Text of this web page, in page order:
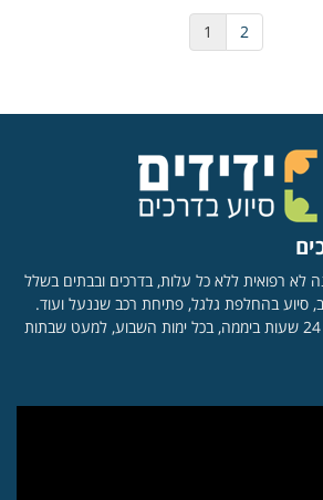
1 2
לא רפואית ללא כל עלות, בדרכים ובבתים בשלל
סיוע בהחלפת גלגל, פתיחת רכב שננעל ועוד.
הארגון מספק עזרה לזולת 24 שעות ביממה, בכל ימות השבוע, למעט שבתות